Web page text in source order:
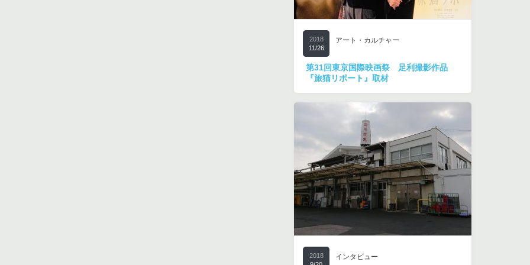
2018
11/26
アート・カルチャー
第31回東京国際映画祭 足利撮影作品
『旅猫リポート』取材
2018
インタビュー